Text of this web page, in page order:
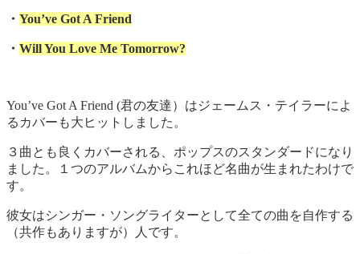
・ You’ve Got A Friend
・ Will You Love Me Tomorrow?
You’ve Got A Friend (君の友達）はジェームス・テイラーによ
るカバーも大ヒットしました。
３曲とも良くカバーされる、ポップスのスタンダードになり
ました。１つのアルバムからこれほど名曲が生まれたわけで
す。
彼女はシンガー・ソングライターとして全ての曲を自作する
（共作もありますが）人です。